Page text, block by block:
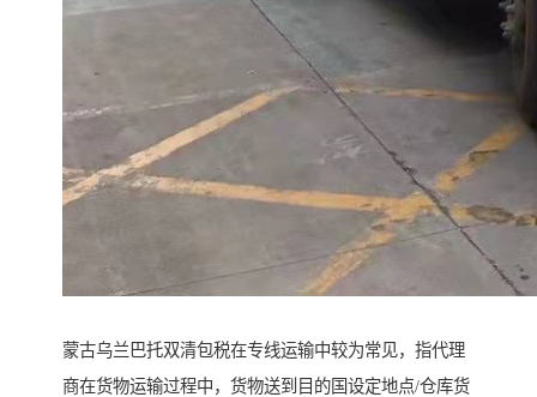
蒙古乌兰巴托双清包税在专线运输中较为常见，指代理
商在货物运输过程中，货物送到目的国设定地点/仓库货